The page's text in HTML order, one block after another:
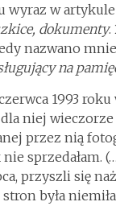
wyraz w artykule
dokumenty.
nazwano
na
1993
niej
przez nią
nie
przyszli się
była